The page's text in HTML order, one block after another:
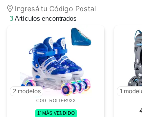
Ingresá tu Código Postal
3 Artículos encontrados
2 modelos
COD. ROLLER9XX
1º MÁS VENDIDO
1